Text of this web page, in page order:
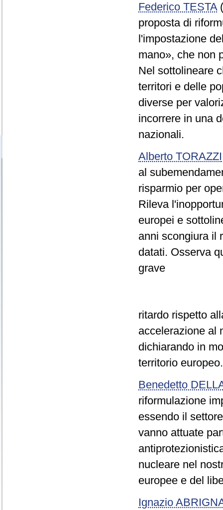
Federico TESTA
proposta di
l'impostazione
mano», che non
Nel sottolineare
territori e delle
diverse per
incorrere in una
nazionali.
Alberto TORAZZI
al
risparmio per
Rileva
europei e
anni scongiura il
datati. Osserva
grave
ritardo rispetto
accelerazione al
dichiarando in
territorio europeo.
Benedetto
riformulazione
essendo il
vanno attuate
nucleare nel
europee e del
Ignazio